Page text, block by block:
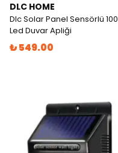
DLC HOME
Dlc Solar Panel Sensörlü 100
Led Duvar Apliği
₺ 549.00